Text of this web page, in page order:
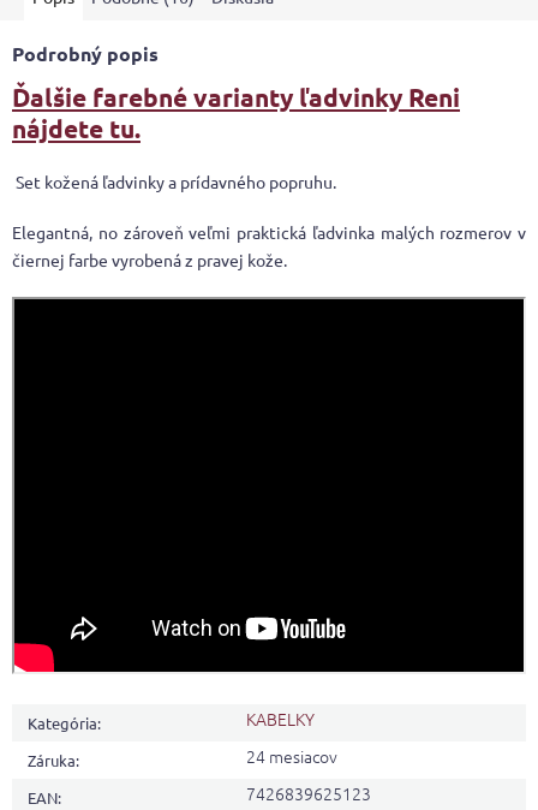
Podrobný popis
Ďalšie farebné varianty ľadvinky Reni
nájdete tu.
Set kožená ľadvinky a prídavného popruhu.
Elegantná, no zároveň veľmi praktická ľadvinka malých rozmerov v
čiernej farbe vyrobená z pravej kože.
Kategória: KABELKY
Záruka: 24 mesiacov
EAN: 7426839625123